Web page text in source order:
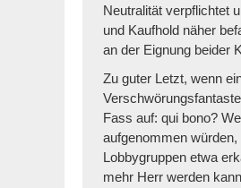
Neutralität verpflichtet
und Kaufhold näher
an der Eignung beider
Zu guter Letzt, wenn
Fass auf: qui bono?
aufgenommen
Lobbygruppen etwa
mehr Herr werden